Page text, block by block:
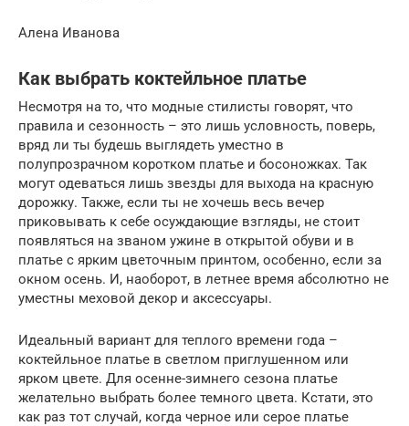
Алена Иванова
Как выбрать коктейльное платье
Несмотря на то, что модные стилисты говорят, что
правила и сезонность – это лишь условность, поверь,
вряд ли ты будешь выглядеть уместно в
полупрозрачном коротком платье и босоножках. Так
могут одеваться лишь звезды для выхода на красную
дорожку. Также, если ты не хочешь весь вечер
приковывать к себе осуждающие взгляды, не стоит
появляться на званом ужине в открытой обуви и в
платье с ярким цветочным принтом, особенно, если за
окном осень. И, наоборот, в летнее время абсолютно не
уместны меховой декор и аксессуары.
Идеальный вариант для теплого времени года –
коктейльное платье в светлом приглушенном или
ярком цвете. Для осенне-зимнего сезона платье
желательно выбрать более темного цвета. Кстати, это
как раз тот случай, когда черное или серое платье